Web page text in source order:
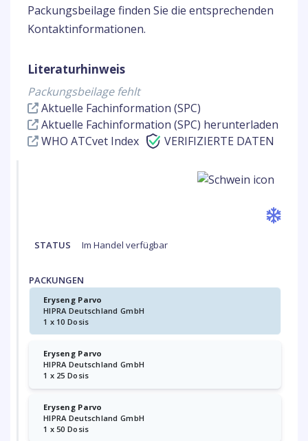
Packungsbeilage finden Sie die entsprechenden
Kontaktinformationen.
Literaturhinweis
Packungsbeilage fehlt
Aktuelle Fachinformation (SPC)
Aktuelle Fachinformation (SPC) herunterladen
WHO ATCvet Index
VERIFIZIERTE DATEN
STATUS Im Handel verfügbar
PACKUNGEN
Eryseng Parvo
HIPRA Deutschland GmbH
1 x 10 Dosis
Eryseng Parvo
HIPRA Deutschland GmbH
1 x 25 Dosis
Eryseng Parvo
HIPRA Deutschland GmbH
1 x 50 Dosis